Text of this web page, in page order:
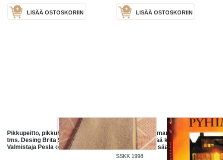
LISÄÄ OSTOSKORIIN LISÄÄ OSTOSKORIIN
Pikkupeitto, pikkuhuopa, iso saali
tms. Desing Brita Seppä.
Valmistaja Pesla oy.
Pyhimys sattuman oikusta, 1998.
Lämmin, elämää kaikessa
merkillisyydessään kunnioittava
romaani.
SSKK 1998